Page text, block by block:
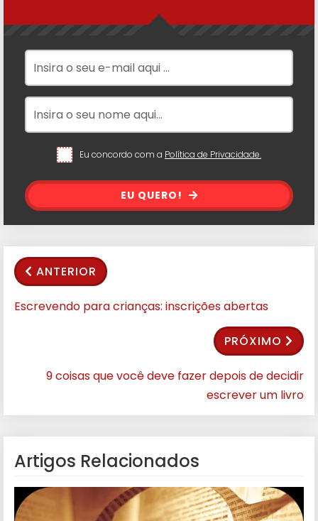
Eu concordo com a Política de Privacidade.
EU QUERO!
ANTERIOR
Escrevendo para crianças: inscrições abertas
PRÓXIMO
9 coisas que você deve fazer depois de decidir
escrever um livro
Artigos Relacionados